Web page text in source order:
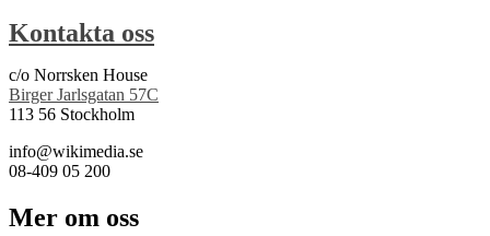
Kontakta oss
c/o Norrsken House
Birger Jarlsgatan 57C
113 56 Stockholm
info@wikimedia.se
08-409 05 200
Mer om oss